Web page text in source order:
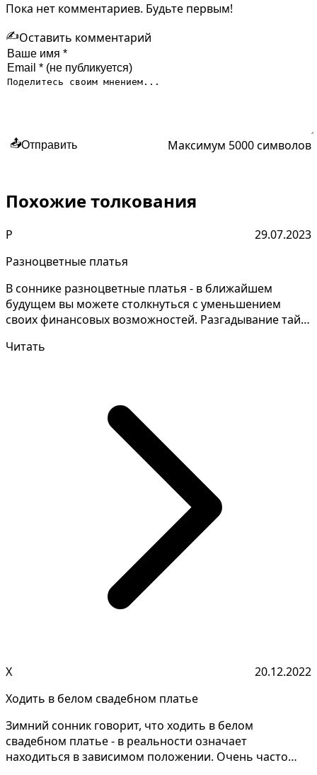
Пока нет комментариев. Будьте первым!
✍️Оставить комментарий
📤Отправить Максимум 5000 символов
Похожие толкования
Р
29.07.2023
Разноцветные платья
В соннике разноцветные платья - в ближайшем
будущем вы можете столкнуться с уменьшением
своих финансовых возможностей. Разгадывание тайн
Читать
Х
20.12.2022
Ходить в белом свадебном платье
Зимний сонник говорит, что ходить в белом
свадебном платье - в реальности означает
находиться в зависимом положении. Очень часто